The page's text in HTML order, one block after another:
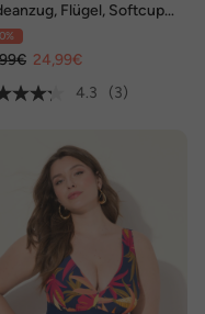
Flügel, Softcups,
recycelt
24,99€
4.3
(3)